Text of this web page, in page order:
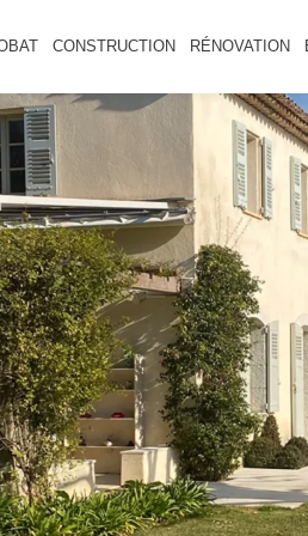
CONSTRUCTION RÉNOVATION